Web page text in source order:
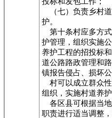
（七）负责乡村
护。
第十条村应多方
护管理，组织实施
养护工程的招投标
道公路路政管理和
镇报告侵占、损坏
村可以成立群众
组织，实施村道养护
各区县可根据当
职责进行适当调整